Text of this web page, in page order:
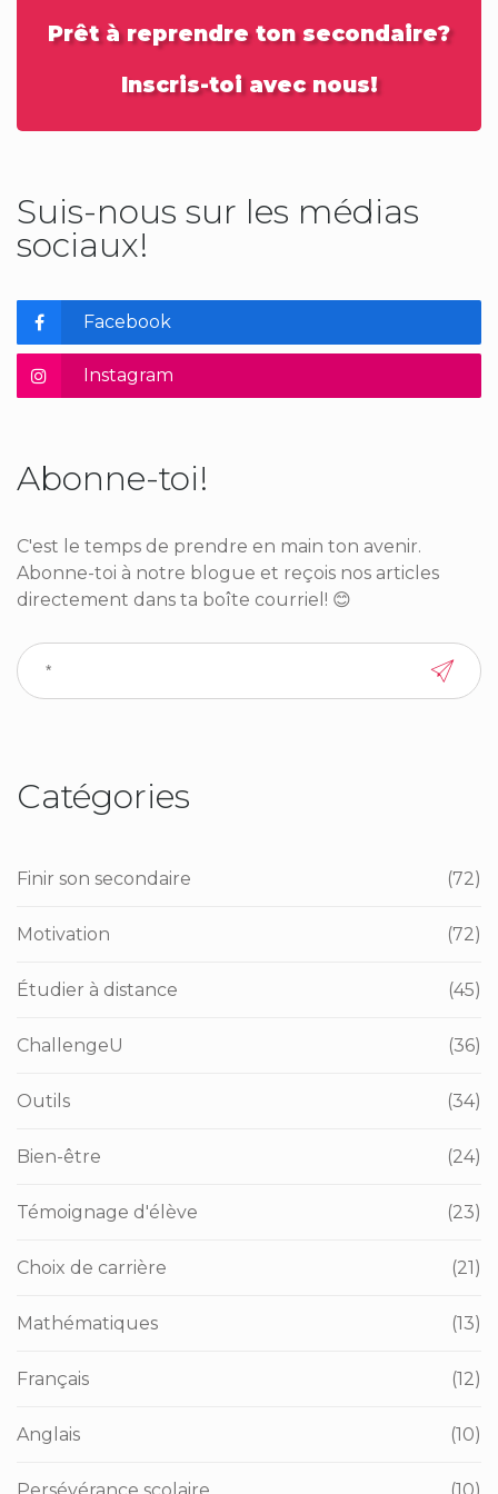
Prêt à reprendre ton secondaire?
Inscris-toi avec nous!
Suis-nous sur les médias
sociaux!
Facebook
Instagram
Abonne-toi!
C'est le temps de prendre en main ton avenir.
Abonne-toi à notre blogue et reçois nos articles
directement dans ta boîte courriel! 😊
Catégories
Finir son secondaire (72)
Motivation (72)
Étudier à distance (45)
ChallengeU (36)
Outils (34)
Bien-être (24)
Témoignage d'élève (23)
Choix de carrière (21)
Mathématiques (13)
Français (12)
Anglais (10)